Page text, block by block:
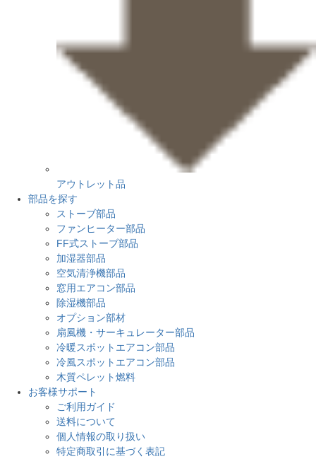
アウトレット品
部品を探す
ストーブ部品
ファンヒーター部品
FF式ストーブ部品
加湿器部品
空気清浄機部品
窓用エアコン部品
除湿機部品
オプション部材
扇風機・サーキュレーター部品
冷暖スポットエアコン部品
冷風スポットエアコン部品
木質ペレット燃料
お客様サポート
ご利用ガイド
送料について
個人情報の取り扱い
特定商取引に基づく表記